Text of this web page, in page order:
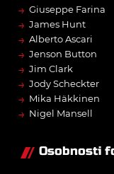
→ Giuseppe Farina
→ James Hunt
→ Alberto Ascari
→ Jenson Button
→ Jim Clark
→ Jody Scheckter
→ Mika Häkkinen
→ Nigel Mansell
Osobnosti